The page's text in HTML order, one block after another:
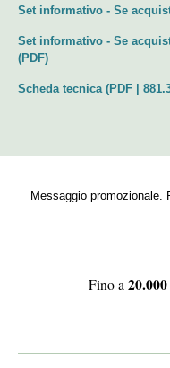
Set informativo - Se
Set informativo - Se
(PDF)
Scheda tecnica (PDF |
Messaggio promozionale.
Fino a